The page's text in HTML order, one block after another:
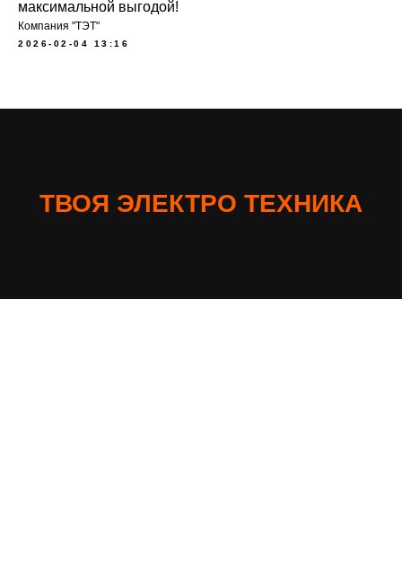
максимальной выгодой!
Компания "ТЭТ"
2026-02-04 13:16
ТВОЯ ЭЛЕКТРО ТЕХНИКА